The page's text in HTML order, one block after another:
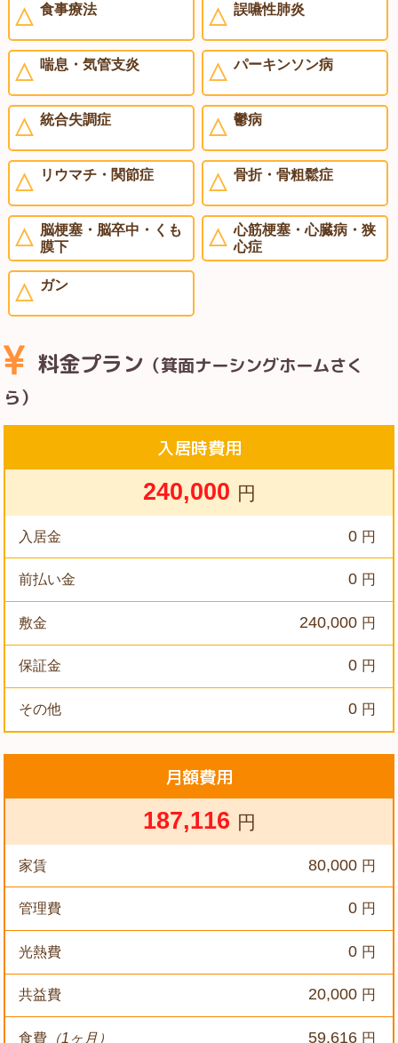
食事療法 誤嚥性肺炎
喘息・気管支炎 パーキンソン病
統合失調症 鬱病
リウマチ・関節症 骨折・骨粗鬆症
脳梗塞・脳卒中・くも
膜下
心筋梗塞・心臓病・狭
心症
ガン
料金プラン （箕面ナーシングホームさく
ら）
入居時費用
240,000 円
入居金 0 円
前払い金 0 円
敷金 240,000 円
保証金 0 円
その他 0 円
月額費用
187,116 円
家賃 80,000 円
管理費 0 円
光熱費 0 円
共益費 20,000 円
食費（1ヶ月） 59,616 円